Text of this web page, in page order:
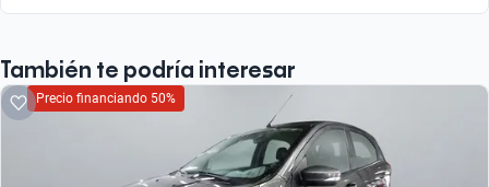
También te podría interesar
Precio financiando 50%